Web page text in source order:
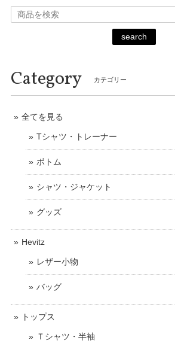
search
Category カテゴリー
全てを見る
Tシャツ・トレーナー
ボトム
シャツ・ジャケット
グッズ
Hevitz
レザー小物
バッグ
トップス
Ｔシャツ・半袖